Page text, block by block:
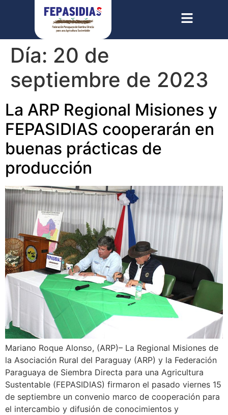
Día: 20 de
septiembre de 2023
La ARP Regional Misiones y
FEPASIDIAS cooperarán en
buenas prácticas de
producción
Mariano Roque Alonso, (ARP)– La Regional Misiones de
la Asociación Rural del Paraguay (ARP) y la Federación
Paraguaya de Siembra Directa para una Agricultura
Sustentable (FEPASIDIAS) firmaron el pasado viernes 15
de septiembre un convenio marco de cooperación para
el intercambio y difusión de conocimientos y